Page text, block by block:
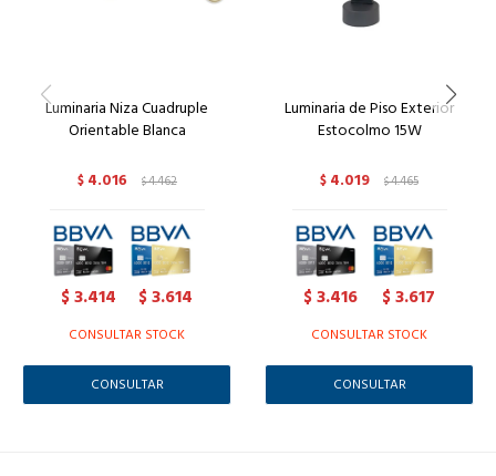
Luminaria Niza Cuadruple
Orientable Blanca
$ 4.016 $4.462
$3.414 $3.614
CONSULTAR STOCK
CONSULTAR
Luminaria de Piso Exterior
Estocolmo 15W
$ 4.019 $4.465
$3.416 $3.617
CONSULTAR STOCK
CONSULTAR